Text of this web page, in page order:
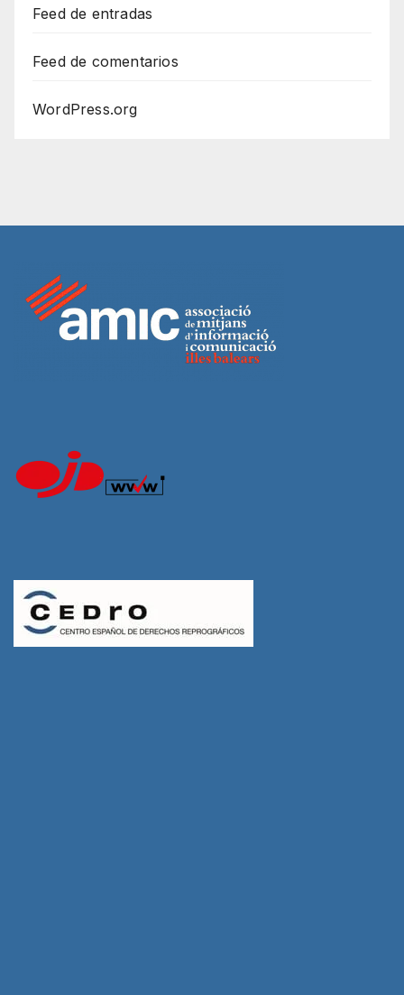
Feed de entradas
Feed de comentarios
WordPress.org